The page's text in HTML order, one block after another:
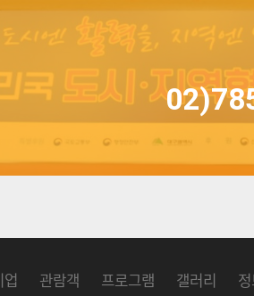
업 관람객 프로그램 갤러리